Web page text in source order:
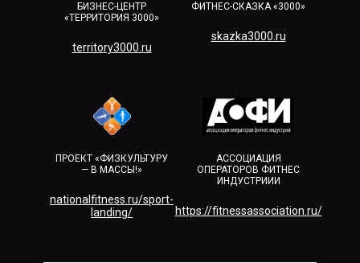
БИЗНЕС-ЦЕНТР
«ТЕРРИТОРИЯ 3000»
territory3000.ru​
ФИТНЕС-СКАЗКА «3000»
skazka3000.ru
ПРОЕКТ «ФИЗКУЛЬТУРУ
— В МАССЫ!»
nationalfitness.ru/sport-
landing/
АССОЦИАЦИЯ
ОПЕРАТОРОВ ФИТНЕС
ИНДУСТРИИИ
https://fitnessassociation.ru/